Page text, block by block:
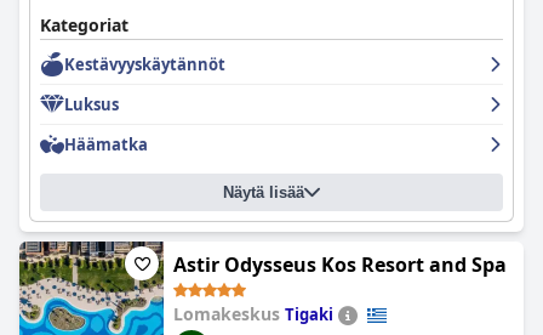
Kategoriat
Kestävyyskäytännöt
Luksus
Häämatka
Näytä lisää
Astir Odysseus Kos Resort and Spa
Lomakeskus Tigaki